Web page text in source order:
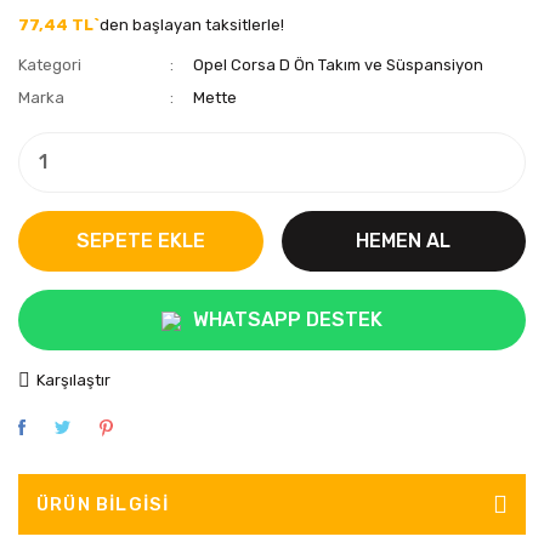
77,44 TL`den başlayan taksitlerle!
Kategori
Opel Corsa D Ön Takım ve Süspansiyon
Marka
Mette
SEPETE EKLE HEMEN AL
WHATSAPP DESTEK
Karşılaştır
ÜRÜN BILGISI